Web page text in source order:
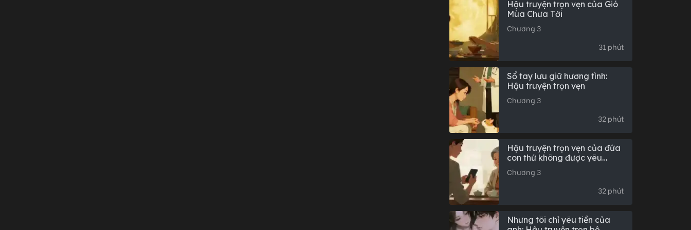
Hậu truyện trọn vẹn của Gió
Mùa Chưa Tới
Chương 3
31 phút
Sổ tay lưu giữ hương tình:
Hậu truyện trọn vẹn
Chương 3
32 phút
Hậu truyện trọn vẹn của đứa
con thứ không được yêu
thương
Chương 3
32 phút
Nhưng tôi chỉ yêu tiền của